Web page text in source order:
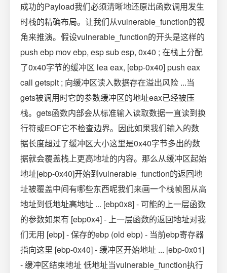
成功的Payload我们必须清晰地还原出函数调用发生
时栈的精确布局。让我们从vulnerable_function的视
角来推演。假设vulnerable_function的开头是这样的
push ebp mov ebp, esp sub esp, 0x40 ; 在栈上分配
了0x40字节的缓冲区 lea eax, [ebp-0x40] push eax
call getsplt ; 向缓冲区读入数据存在溢出风险 ...当
gets被调用时它的参数缓冲区的地址eax已经被压
栈。gets函数内部会从标准输入读取数据一直读到换
行符或EOF它不检查边界。因此如果我们输入的数
据长度超过了缓冲区大小这里是0x40字节多出的数
据就会覆盖栈上更高地址的内容。那么从缓冲区起始
地址[ebp-0x40]开始到vulnerable_function的返回地
址被覆盖中间有哪些东西呢我们来画一个栈帧图从高
地址到低地址高地址 ... [ebp0x8] - 可能的上一层函数
的参数如果有 [ebp0x4] - 上一层函数的返回地址对我
们无用 [ebp] - 保存的ebp (old ebp) - 当前ebp寄存器
指向这里 [ebp-0x40] - 缓冲区开始地址 ... [ebp-0x01]
- 缓冲区结束地址 低地址当vulnerable_function执行